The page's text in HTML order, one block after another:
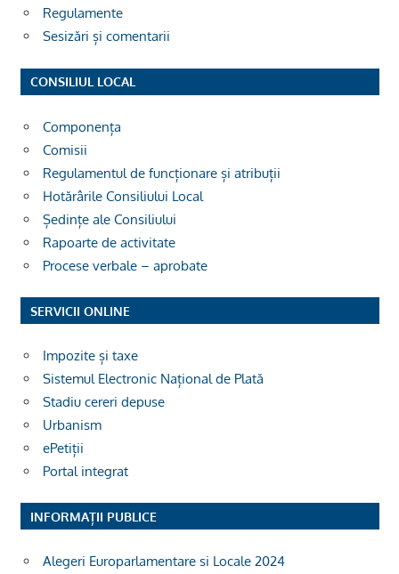
Regulamente
Sesizări și comentarii
CONSILIUL LOCAL
Componența
Comisii
Regulamentul de funcționare și atribuții
Hotărârile Consiliului Local
Ședințe ale Consiliului
Rapoarte de activitate
Procese verbale – aprobate
SERVICII ONLINE
Impozite și taxe
Sistemul Electronic Național de Plată
Stadiu cereri depuse
Urbanism
ePetiții
Portal integrat
INFORMAȚII PUBLICE
Alegeri Europarlamentare si Locale 2024